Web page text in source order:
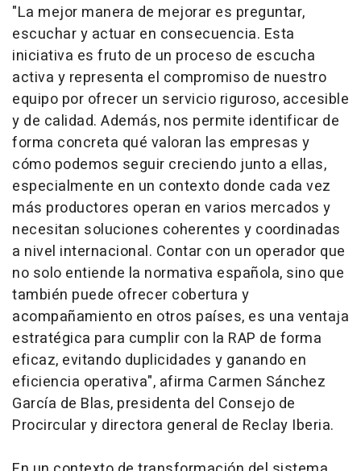
"La mejor manera de mejorar es preguntar,
escuchar y actuar en consecuencia. Esta
iniciativa es fruto de un proceso de escucha
activa y representa el compromiso de nuestro
equipo por ofrecer un servicio riguroso, accesible
y de calidad. Además, nos permite identificar de
forma concreta qué valoran las empresas y
cómo podemos seguir creciendo junto a ellas,
especialmente en un contexto donde cada vez
más productores operan en varios mercados y
necesitan soluciones coherentes y coordinadas
a nivel internacional. Contar con un operador que
no solo entiende la normativa española, sino que
también puede ofrecer cobertura y
acompañamiento en otros países, es una ventaja
estratégica para cumplir con la RAP de forma
eficaz, evitando duplicidades y ganando en
eficiencia operativa", afirma Carmen Sánchez
García de Blas, presidenta del Consejo de
Procircular y directora general de Reclay Iberia.